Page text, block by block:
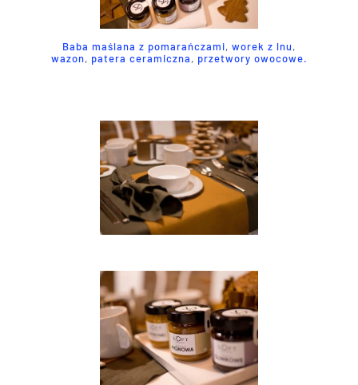
Baba maślana z pomarańczami, worek z lnu,
wazon, patera ceramiczna, przetwory owocowe.